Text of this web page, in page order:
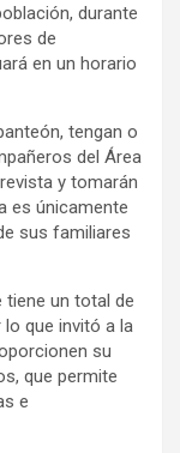
durante
de
en un horario
tengan o
del Área
y tomarán
es únicamente
sus familiares
tiene un total de
que invitó a la
su
que permite
e